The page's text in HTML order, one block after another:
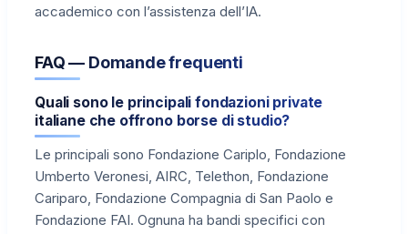
accademico con l’assistenza dell’IA.
FAQ — Domande frequenti
Quali sono le principali fondazioni private
italiane che offrono borse di studio?
Le principali sono Fondazione Cariplo, Fondazione
Umberto Veronesi, AIRC, Telethon, Fondazione
Cariparo, Fondazione Compagnia di San Paolo e
Fondazione FAI. Ognuna ha bandi specifici con